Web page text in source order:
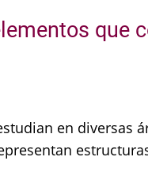
que
en diversas